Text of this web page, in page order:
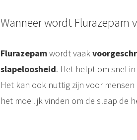
Wanneer wordt Flurazepam
Flurazepamwordt vaak
slapeloosheid. Het helpt om snel
Het kan ook nuttig zijn voor
het moeilijk vinden om de slaap de